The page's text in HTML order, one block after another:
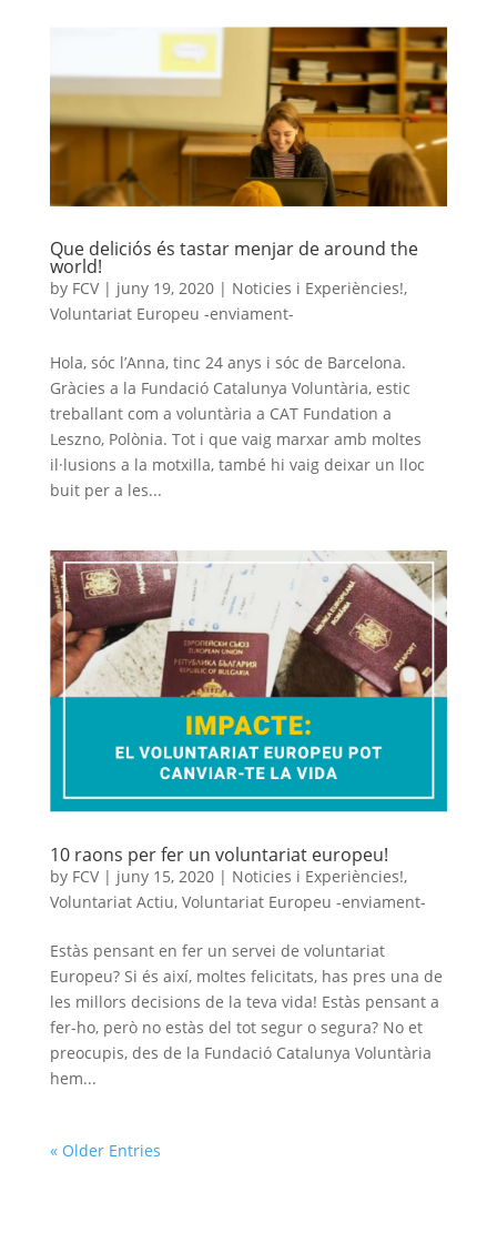
Que deliciós és tastar menjar de around the
world!
by FCV| juny 19, 2020| Noticies i Experiències!,
Voluntariat Europeu -enviament-
Hola, sóc l’Anna, tinc 24 anys i sóc de Barcelona.
Gràcies a la Fundació Catalunya Voluntària, estic
treballant com a voluntària a CAT Fundation a
Leszno, Polònia. Tot i que vaig marxar amb moltes
il·lusions a la motxilla, també hi vaig deixar un lloc
buit per a les...
10 raons per fer un voluntariat europeu!
by FCV| juny 15, 2020| Noticies i Experiències!,
Voluntariat Actiu, Voluntariat Europeu -enviament-
Estàs pensant en fer un servei de voluntariat
Europeu? Si és així, moltes felicitats, has pres una de
les millors decisions de la teva vida! Estàs pensant a
fer-ho, però no estàs del tot segur o segura? No et
preocupis, des de la Fundació Catalunya Voluntària
hem...
« Older Entries